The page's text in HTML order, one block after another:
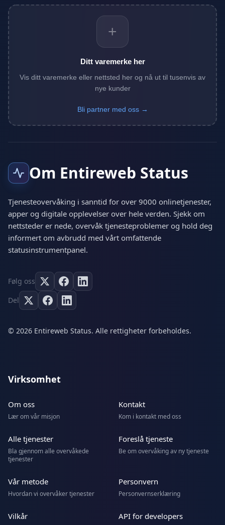
+
Ditt varemerke her
Vis ditt varemerke eller nettsted her og nå ut til tusenvis av
nye kunder
Bli partner med oss →
Om Entireweb Status
Tjenesteovervåking i sanntid for over 9000 onlinetjenester,
apper og digitale opplevelser over hele verden. Sjekk om
nettsteder er nede, overvåk tjenesteproblemer og hold deg
informert om avbrudd med vårt omfattende
statusinstrumentpanel.
Følg oss
Del
© 2026 Entireweb Status. Alle rettigheter forbeholdes.
Virksomhet
Om oss
Lær om vår misjon
Kontakt
Kom i kontakt med oss
Alle tjenester
Bla gjennom alle overvåkede
tjenester
Foreslå tjeneste
Be om overvåking av ny tjeneste
Vår metode
Hvordan vi overvåker tjenester
Personvern
Personvernserklæring
Vilkår API for developers